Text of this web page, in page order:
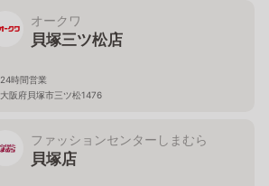
オークワ
貝塚三ツ松店
24時間営業
大阪府貝塚市三ツ松1476
ファッションセンターしまむら
貝塚店